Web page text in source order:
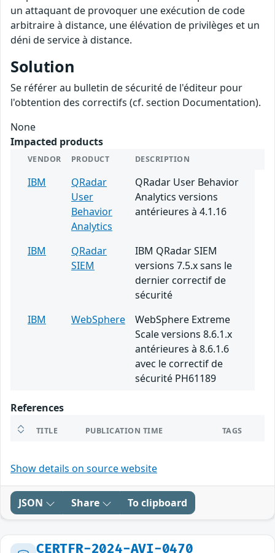
un attaquant de provoquer une exécution de code
arbitraire à distance, une élévation de privilèges et un
déni de service à distance.
Solution
Se référer au bulletin de sécurité de l'éditeur pour
l'obtention des correctifs (cf. section Documentation).
None
Impacted products
VENDOR PRODUCT DESCRIPTION
IBM
QRadar
User
Behavior
Analytics
QRadar User Behavior
Analytics versions
antérieures à 4.1.16
IBM
QRadar
SIEM
IBM QRadar SIEM
versions 7.5.x sans le
dernier correctif de
sécurité
IBM
WebSphere
WebSphere Extreme
Scale versions 8.6.1.x
antérieures à 8.6.1.6
avec le correctif de
sécurité PH61189
References
TITLE PUBLICATION TIME TAGS
Show details on source website
JSON Share To clipboard
CERTFR-2024-AVI-0470